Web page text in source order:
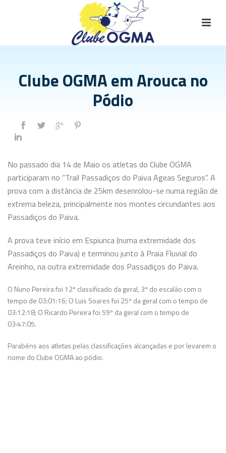
Clube OGMA em Arouca no
Pódio
No passado dia 14 de Maio os atletas do Clube OGMA
participaram no “Trail Passadiços do Paiva Ageas Seguros”. A
prova com a distância de 25km desenrolou-se numa região de
extrema beleza, principalmente nos montes circundantes aos
Passadiços do Paiva.
A prova teve início em Espiunca (numa extremidade dos
Passadiços do Paiva) e terminou junto à Praia Fluvial do
Areinho, na outra extremidade dos Passadiços do Paiva.
O Nuno Pereira foi 12º classificado da geral, 3º do escalão com o
tempo de 03:01:16; O Luis Soares foi 25º da geral com o tempo de
03:12:18; O Ricardo Pereira foi 59º da geral com o tempo de
03:47:05.
Parabéns aos atletas pelas classificações alcançadas e por levarem o
nome do Clube OGMA ao pódio.